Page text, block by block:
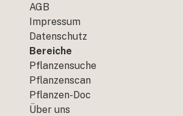
AGB
Impressum
Datenschutz
Bereiche
Pflanzensuche
Pflanzenscan
Pflanzen-Doc
Über uns